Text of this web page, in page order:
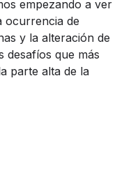
empezando a ver
ocurrencia de
y la alteración de
desafíos que más
parte alta de la